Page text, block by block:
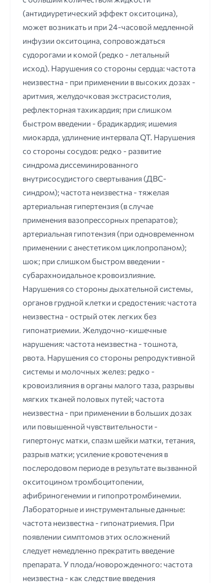
(антидиуретический эффект окситоцина),
может возникать и при 24-часовой медленной
инфузии окситоцина, сопровождаться
судорогами и комой (редко - летальный
исход). Нарушения со стороны сердца: частота
неизвестна - при применении в высоких дозах -
аритмия, желудочковая экстрасистолия,
рефлекторная тахикардия; при слишком
быстром введении - брадикардия; ишемия
миокарда, удлинение интервала QT. Нарушения
со стороны сосудов: редко - развитие
синдрома диссеминированного
внутрисосудистого свертывания (ДВС-
синдром); частота неизвестна - тяжелая
артериальная гипертензия (в случае
применения вазопрессорных препаратов);
артериальная гипотензия (при одновременном
применении с анестетиком циклопропаном);
шок; при слишком быстром введении -
субарахноидальное кровоизлияние.
Нарушения со стороны дыхательной системы,
органов грудной клетки и средостения: частота
неизвестна - острый отек легких без
гипонатриемии. Желудочно-кишечные
нарушения: частота неизвестна - тошнота,
рвота. Нарушения со стороны репродуктивной
системы и молочных желез: редко -
кровоизлияния в органы малого таза, разрывы
мягких тканей половых путей; частота
неизвестна - при применении в больших дозах
или повышенной чувствительности -
гипертонус матки, спазм шейки матки, тетания,
разрыв матки; усиление кровотечения в
послеродовом периоде в результате вызванной
окситоцином тромбоцитопении,
афибриногенемии и гипопротромбинемии.
Лабораторные и инструментальные данные:
частота неизвестна - гипонатриемия. При
появлении симптомов этих осложнений
следует немедленно прекратить введение
препарата. У плода/новорожденного: частота
неизвестна - как следствие введения